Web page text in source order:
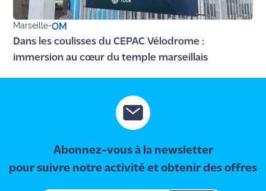
Marseille-OM
Dans les coulisses du CEPAC Vélodrome :
immersion au cœur du temple marseillais
Abonnez-vous à la newsletter
pour suivre notre activité et obtenir des offres